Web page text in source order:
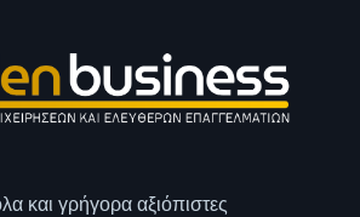
και γρήγορα αξιόπιστες